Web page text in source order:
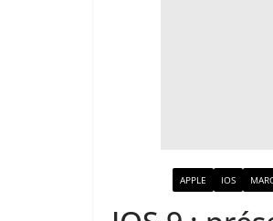
APPLE IOS